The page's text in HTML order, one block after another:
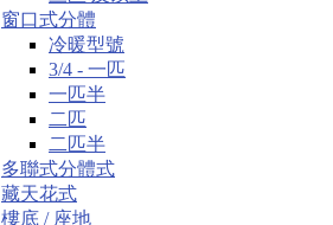
窗口式分體
冷暖型號
3/4 - 一匹
一匹半
二匹
二匹半
多聯式分體式
藏天花式
樓底 / 座地